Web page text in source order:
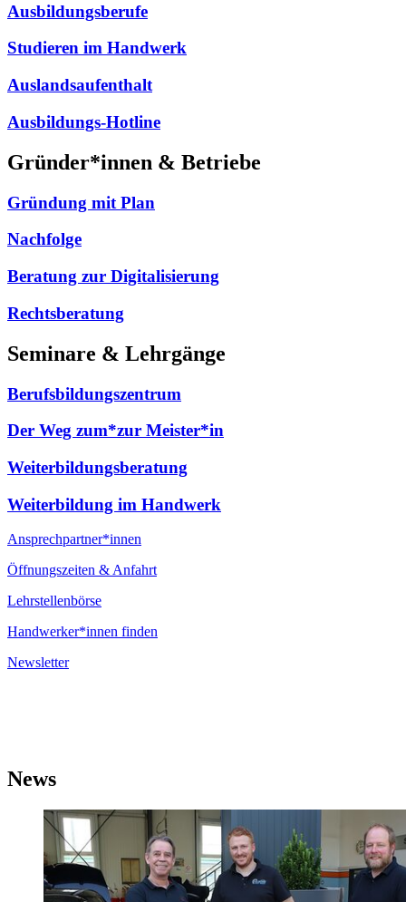
Ausbildungsberufe
Studieren im Handwerk
Auslandsaufenthalt
Ausbildungs-Hotline
Gründer*innen & Betriebe
Gründung mit Plan
Nachfolge
Beratung zur Digitalisierung
Rechtsberatung
Seminare & Lehrgänge
Berufsbildungszentrum
Der Weg zum*zur Meister*in
Weiterbildungsberatung
Weiterbildung im Handwerk
Ansprechpartner*innen
Öffnungszeiten & Anfahrt
Lehrstellenbörse
Handwerker*innen finden
Newsletter
News